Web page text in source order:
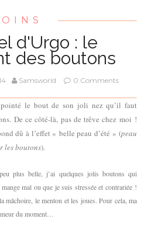
d'Urgo : le
des boutons
Samsworld 0 Comments
pointé le bout de son joli nez qu’il faut
De ce côté-là, pas de trêve chez moi !
dû à l’effet « belle peau d’été » (peau
les boutons).
plus belle, j’ai quelques jolis boutons qui
mal ou que je suis stressée et contrariée !
mâchoire, le menton et les joues. Pour cela, ma
du moment…